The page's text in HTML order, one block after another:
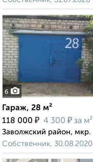
6
Гараж, 28 м²
118 000 ₽ 4 300 ₽ за м²
Заволжский район, мкр.
Собственник, 30.08.2020